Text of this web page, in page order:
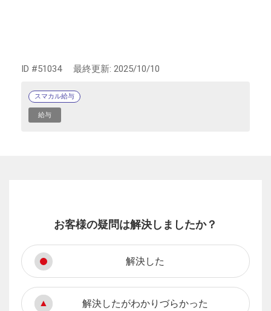
ID #51034 最終更新: 2025/10/10
スマカル給与
給与
お客様の疑問は解決しましたか？
解決した
解決したがわかりづらかった